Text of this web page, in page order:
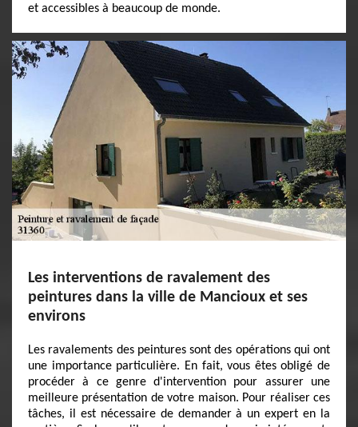
et accessibles à beaucoup de monde.
Les interventions de ravalement des
peintures dans la ville de Mancioux et ses
environs
Les ravalements des peintures sont des opérations qui ont
une importance particulière. En fait, vous êtes obligé de
procéder à ce genre d'intervention pour assurer une
meilleure présentation de votre maison. Pour réaliser ces
tâches, il est nécessaire de demander à un expert en la